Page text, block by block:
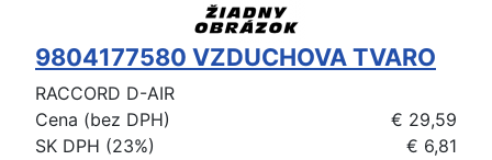
9804177580 VZDUCHOVA TVARO
RACCORD D-AIR
Cena (bez DPH)
€ 29,59
SK DPH (23%)
€ 6,81